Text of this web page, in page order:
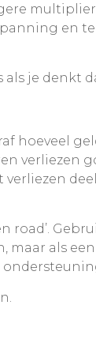
en
als je denkt
hoeveel
verliezen
road’.
als